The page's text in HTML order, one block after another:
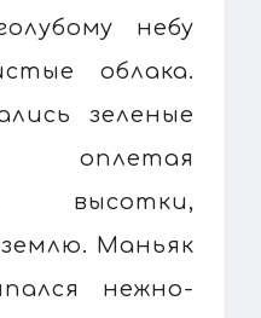
небу
облака.
зеленые
оплетая
высотки,
Маньяк
нежно-